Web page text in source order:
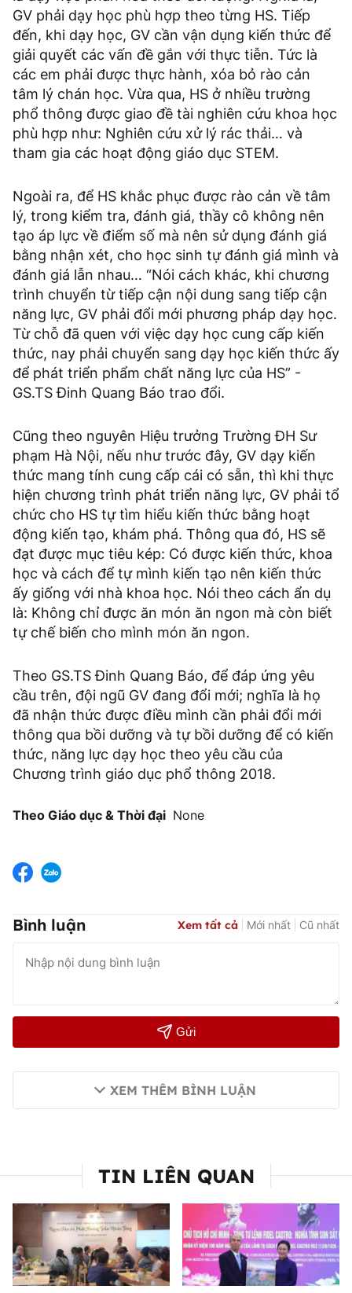
GV phải dạy học phù hợp theo từng HS. Tiếp
đến, khi dạy học, GV cần vận dụng kiến thức để
giải quyết các vấn đề gắn với thực tiễn. Tức là
các em phải được thực hành, xóa bỏ rào cản
tâm lý chán học. Vừa qua, HS ở nhiều trường
phổ thông được giao đề tài nghiên cứu khoa học
phù hợp như: Nghiên cứu xử lý rác thải… và
tham gia các hoạt động giáo dục STEM.
Ngoài ra, để HS khắc phục được rào cản về tâm
lý, trong kiểm tra, đánh giá, thầy cô không nên
tạo áp lực về điểm số mà nên sử dụng đánh giá
bằng nhận xét, cho học sinh tự đánh giá mình và
đánh giá lẫn nhau… “Nói cách khác, khi chương
trình chuyển từ tiếp cận nội dung sang tiếp cận
năng lực, GV phải đổi mới phương pháp dạy học.
Từ chỗ đã quen với việc dạy học cung cấp kiến
thức, nay phải chuyển sang dạy học kiến thức ấy
để phát triển phẩm chất năng lực của HS” -
GS.TS Đinh Quang Báo trao đổi.
Cũng theo nguyên Hiệu trưởng Trường ĐH Sư
phạm Hà Nội, nếu như trước đây, GV dạy kiến
thức mang tính cung cấp cái có sẵn, thì khi thực
hiện chương trình phát triển năng lực, GV phải tổ
chức cho HS tự tìm hiểu kiến thức bằng hoạt
động kiến tạo, khám phá. Thông qua đó, HS sẽ
đạt được mục tiêu kép: Có được kiến thức, khoa
học và cách để tự mình kiến tạo nên kiến thức
ấy giống với nhà khoa học. Nói theo cách ẩn dụ
là: Không chỉ được ăn món ăn ngon mà còn biết
tự chế biến cho mình món ăn ngon.
Theo GS.TS Đinh Quang Báo, để đáp ứng yêu
cầu trên, đội ngũ GV đang đổi mới; nghĩa là họ
đã nhận thức được điều mình cần phải đổi mới
thông qua bồi dưỡng và tự bồi dưỡng để có kiến
thức, năng lực dạy học theo yêu cầu của
Chương trình giáo dục phổ thông 2018.
Theo Giáo dục & Thời đại None
Bình luận Xem tất cả Mới nhất Cũ nhất
Gửi
XEM THÊM BÌNH LUẬN
TIN LIÊN QUAN